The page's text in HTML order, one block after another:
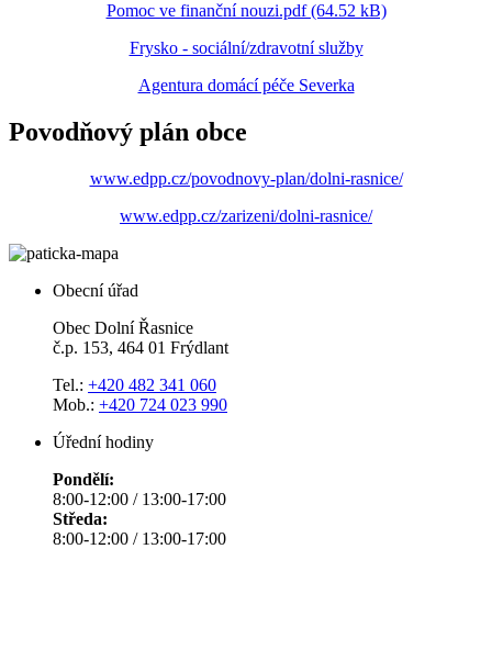
Pomoc ve finanční nouzi.pdf (64.52 kB)
Frysko - sociální/zdravotní služby
Agentura domácí péče Severka
Povodňový plán obce
www.edpp.cz/povodnovy-plan/dolni-rasnice/
www.edpp.cz/zarizeni/dolni-rasnice/
Obecní úřad
Obec Dolní Řasnice
č.p. 153, 464 01 Frýdlant
Tel.: +420 482 341 060
Mob.: +420 724 023 990
Úřední hodiny
Pondělí:
8:00-12:00 / 13:00-17:00
Středa:
8:00-12:00 / 13:00-17:00